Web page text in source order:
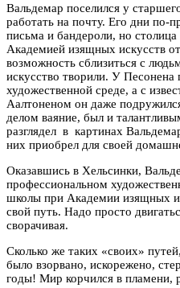
Вальдемар поселился у
работать на почту. Его дни по-
письма и бандероли, но
Академией изящных искусств
возможность сблизиться с
искусство творили. У Песонена
художественной среде, а с
Аалтоненом он даже
делом ваяние, был и
разглядел в картинах
них приобрел для своей
Оказавшись в Хельсинки,
профессиональном
школы при Академии изящных
свой путь. Надо просто
сворачивая.
Сколько же таких «своих»
было взорвано, искорежено,
годы! Мир корчился в пламени,